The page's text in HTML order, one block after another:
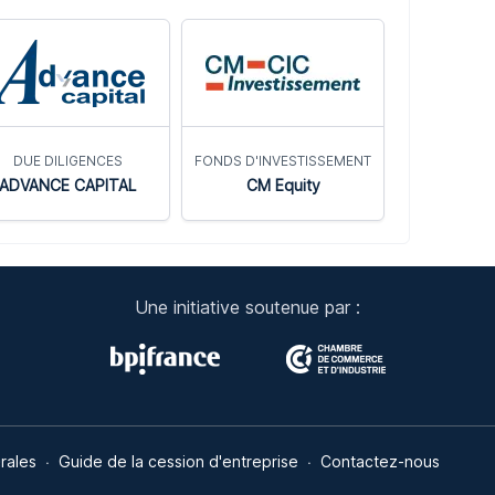
confidentialité, en garantissant la conformité avec les
DUE DILIGENCES
ADVANCE CAPITAL
FONDS D'INVESTISSEMENT
CM Equity
Une initiative soutenue par :
Guide de la cession d'entreprise Contactez-nous